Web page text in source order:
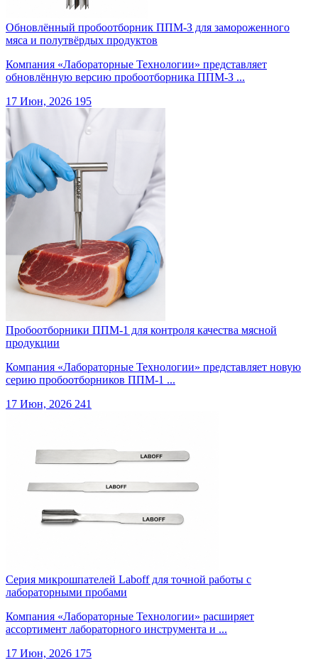
Обновлённый пробоотборник ППМ-З для замороженного
мяса и полутвёрдых продуктов
Компания «Лабораторные Технологии» представляет
обновлённую версию пробоотборника ППМ-З ...
17 Июн, 2026 195
Пробоотборники ППМ-1 для контроля качества мясной
продукции
Компания «Лабораторные Технологии» представляет новую
серию пробоотборников ППМ-1 ...
17 Июн, 2026 241
Серия микрошпателей Laboff для точной работы с
лабораторными пробами
Компания «Лабораторные Технологии» расширяет
ассортимент лабораторного инструмента и ...
17 Июн, 2026 175